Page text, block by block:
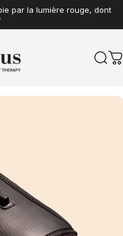
par la lumière rouge, dont